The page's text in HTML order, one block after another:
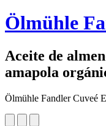
Ölmühle
Aceite de
amapola
Ölmühle Fandler Cuveé